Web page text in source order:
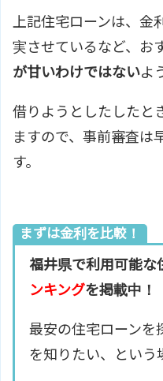
上記住宅ローンは、
実させているなど、お
が甘いわけではないよ
借りようとしたしたと
ますので、事前審査は
す。
まずは金利を比較！
福井県で利用可能な
ンキングを掲載中！
最安の住宅ローンを
を知りたい、という